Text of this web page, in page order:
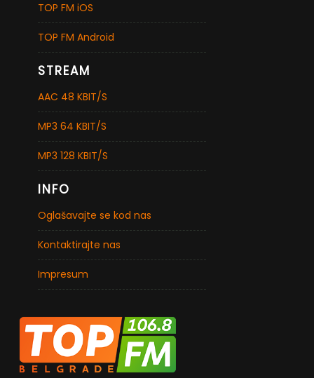
TOP FM iOS
TOP FM Android
STREAM
AAC 48 KBIT/S
MP3 64 KBIT/S
MP3 128 KBIT/S
INFO
Oglašavajte se kod nas
Kontaktirajte nas
Impresum